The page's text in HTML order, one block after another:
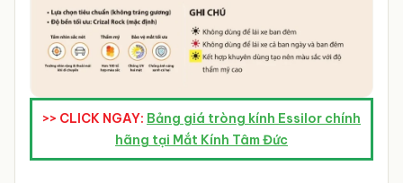
>> CLICK NGAY: Bảng giá tròng kính Essilor chính
hãng tại Mắt Kính Tâm Đức